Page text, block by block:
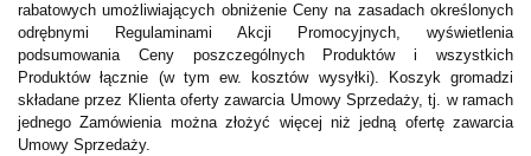
rabatowych umożliwiających obniżenie Ceny na zasadach określonych
odrębnymi Regulaminami Akcji Promocyjnych, wyświetlenia
podsumowania Ceny poszczególnych Produktów i wszystkich
Produktów łącznie (w tym ew. kosztów wysyłki). Koszyk gromadzi
składane przez Klienta oferty zawarcia Umowy Sprzedaży, tj. w ramach
jednego Zamówienia można złożyć więcej niż jedną ofertę zawarcia
Umowy Sprzedaży.